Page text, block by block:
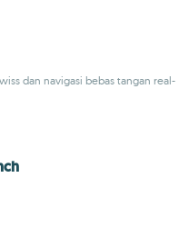
dan navigasi bebas tangan real-